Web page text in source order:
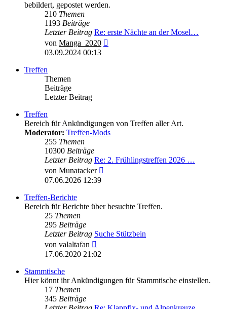
bebildert, gepostet werden.
210 Themen
1193 Beiträge
Letzter Beitrag Re: erste Nächte an der Mosel…
von Manga_2020
03.09.2024 00:13
Treffen
Themen
Beiträge
Letzter Beitrag
Treffen
Bereich für Ankündigungen von Treffen aller Art.
Moderator: Treffen-Mods
255 Themen
10300 Beiträge
Letzter Beitrag Re: 2. Frühlingstreffen 2026 …
von Munatacker
07.06.2026 12:39
Treffen-Berichte
Bereich für Berichte über besuchte Treffen.
25 Themen
295 Beiträge
Letzter Beitrag Suche Stützbein
von valaltafan
Beitrag
17.06.2020 21:02
Stammtische
Hier könnt ihr Ankündigungen für Stammtische einstellen.
17 Themen
345 Beiträge